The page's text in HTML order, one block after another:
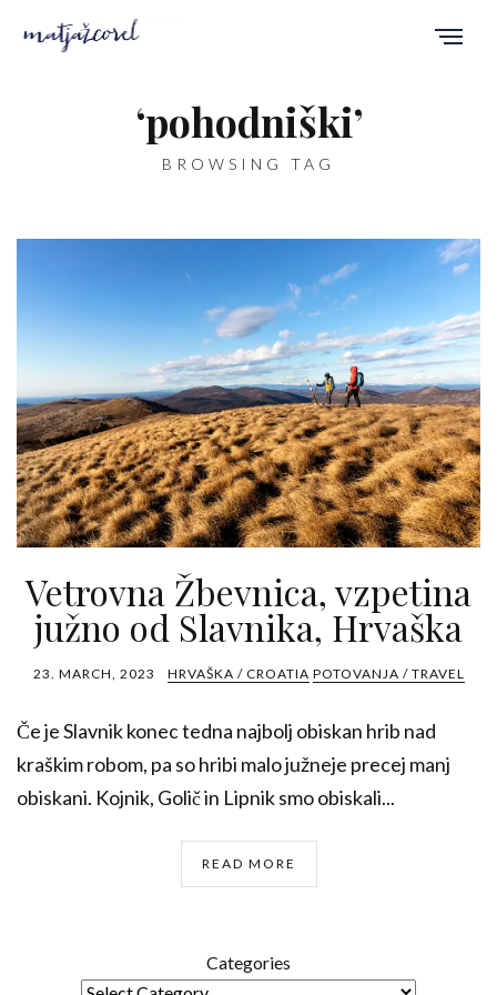
‘pohodniški’
BROWSING TAG
Vetrovna Žbevnica, vzpetina
južno od Slavnika, Hrvaška
23. MARCH, 2023 HRVAŠKA / CROATIA POTOVANJA / TRAVEL
Če je Slavnik konec tedna najbolj obiskan hrib nad
kraškim robom, pa so hribi malo južneje precej manj
obiskani. Kojnik, Golič in Lipnik smo obiskali...
READ MORE
Categories